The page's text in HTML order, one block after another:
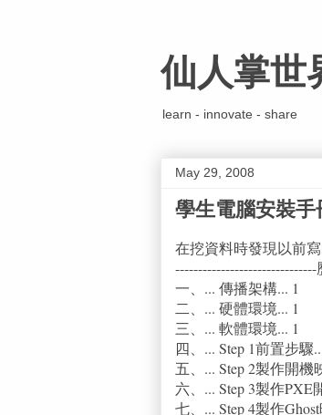
仙人掌世
learn - innovate - share
May 29, 2008
學生電腦安裝手
在挖資料時發現以前
一、... 傳播架構... 1
二、... 硬體環境... 1
三、... 軟體環境... 1
四、... Step 1前置步驟
五、... Step 2製作開機
六、... Step 3製作PXE
七、... Step 4製作